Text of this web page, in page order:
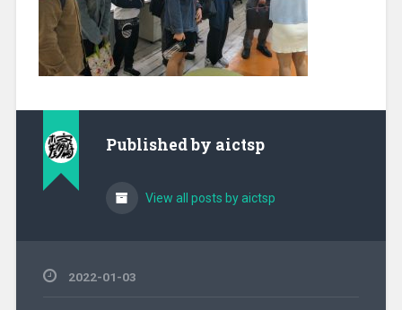
Published by aictsp
View all posts by aictsp
2022-01-03